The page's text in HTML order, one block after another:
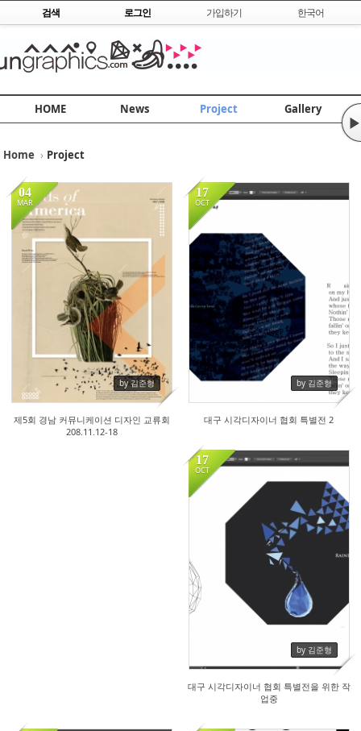
Skip to content
검색 로그인 가입하기 한국어
HOME News Project Gallery
▶
Home › Project
04
MAR
by 김준형
14686
제5회 경남 커뮤니케이션 디자인 교류회
208.11.12-18
17
OCT
by 김준형
대구 시각디자이너 협회 특별전 2
17
OCT
by 김준형
대구 시각디자이너 협회 특별전을 위한 작
업중
Sketchbook5, 스케치북5
Sketchbook5, 스케치북5
Sketchbook5, 스케치북5
Sketchbook5, 스케치북5